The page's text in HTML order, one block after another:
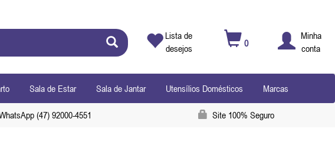
Lista de
desejos
0
Minha
conta
Sala de Estar Sala de Jantar Utensílios Domésticos Marcas
(47) 92000-4551 Site 100% Seguro